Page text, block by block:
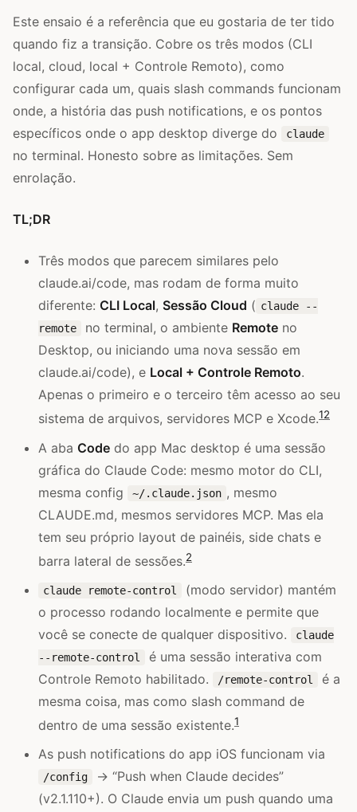
Este ensaio é a referência que eu gostaria de ter tido
quando fiz a transição. Cobre os três modos (CLI
local, cloud, local + Controle Remoto), como
configurar cada um, quais slash commands funcionam
onde, a história das push notifications, e os pontos
específicos onde o app desktop diverge do
claude
no terminal. Honesto sobre as limitações. Sem
enrolação.
TL;DR
Três modos que parecem similares pelo
claude.ai/code, mas rodam de forma muito
diferente: CLI Local, Sessão Cloud ( claude --
remote
no terminal, o ambiente Remote no
Desktop, ou iniciando uma nova sessão em
claude.ai/code), e Local + Controle Remoto.
Apenas o primeiro e o terceiro têm acesso ao seu
sistema de arquivos, servidores MCP e Xcode.12
A aba Code do app Mac desktop é uma sessão
gráfica do Claude Code: mesmo motor do CLI,
mesma config
~/.claude.json , mesmo
CLAUDE.md, mesmos servidores MCP. Mas ela
tem seu próprio layout de painéis, side chats e
barra lateral de sessões.2
claude remote-control
(modo servidor) mantém
o processo rodando localmente e permite que
você se conecte de qualquer dispositivo.
claude
--remote-control
é uma sessão interativa com
Controle Remoto habilitado.
/remote-control
é a
mesma coisa, mas como slash command de
dentro de uma sessão existente.1
As push notifications do app iOS funcionam via
/config
→ “Push when Claude decides”
(v2.1.110+). O Claude envia um push quando uma